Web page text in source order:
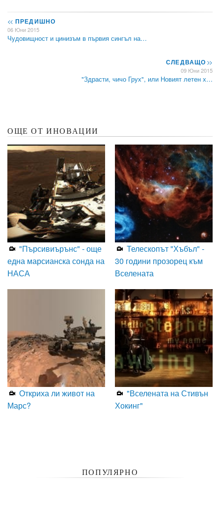
<< ПРЕДИШНО
06 Юни 2015
Чудовищност и цинизъм в първия сингъл на…
СЛЕДВАЩО>>
09 Юни 2015
"Здрасти, чичо Грух", или Новият летен х…
ОЩЕ ОТ ИНОВАЦИИ
"Пърсивиърънс" - още
една марсианска сонда на
НАСА
Телескопът "Хъбъл" -
30 години прозорец към
Вселената
Откриха ли живот на
Марс?
"Вселената на Стивън
Хокинг"
ПОПУЛЯРНО